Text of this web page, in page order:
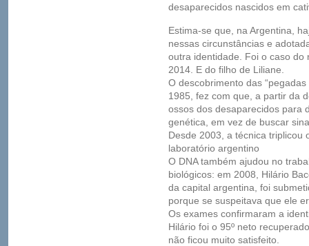
desaparecidos nascidos em
Estima-se que, na Argentina,
nessas circunstâncias e
outra identidade. Foi o caso do
2014. E do filho de Liliane.
O descobrimento das
1985, fez com que, a partir da
ossos dos desaparecidos para
genética, em vez de buscar
Desde 2003, a técnica triplicou
laboratório argentino
O DNA também ajudou no
biológicos: em 2008, Hilário
da capital argentina, foi
porque se suspeitava que ele
Os exames confirmaram a
Hilário foi o 95º neto
não ficou muito satisfeito.